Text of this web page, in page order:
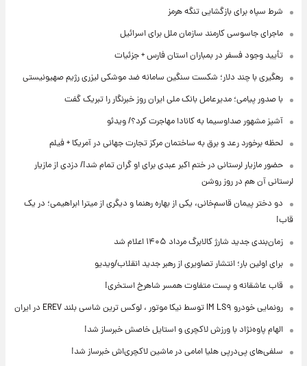
شرط سپاه برای بازگشایی تنگه هرمز
ماجرای جاسوسی کارمند سازمان ملل برای اسرائیل
تأیید وجود فسفر در بمباران استان فارس + جزئیات
رهگیری با چند دلار؛ شکست سنگین سامانه ضد موشکی لیزری رژیم صهیونیستی
با صدور پیامی؛ مدیرعامل بانک ملی ایران روز خبرنگار را تبریک گفت
آشپز مشهور صداوسیما به کانادا مهاجرت کرد؟/ ویدئو
لحظه برخورد رعد و برق به ساختمان مرکز تجارت جهانی در آمریکا + فیلم
حضور مازیار لرستانی در ختم اکبر عبدی برای او گران تمام شد!/ دزدی از مازیار
لرستانی آن هم در روز روشن
دو دختر پیمان قاسم‌خانی، یکی از بهاره رهنما و دیگری از میترا ابراهیمی؛ در یک
قاب!
زمان‌بندی جدید شارژ کالابرگ مرداد ۱۴۰۵ اعلام شد
برای اولین بار؛ انتشار تصاویری از رهبر جدید انقلاب/ویدیو
قاب عاشقانه و پست متفاوت همسر شاهرخ استخری!
رونمایی خودرو IM LS۹ توسط نیکا موتور ، لوکس ترین شاسی بلند EREV در ایران
الهام پاوه‌نژاد با ورزش لاکچری و استایل خاصش خبرساز شد!
سلفی‌های پی‌درپی هلیا امامی در ماشین لاکچری‌اش خبرساز شد!